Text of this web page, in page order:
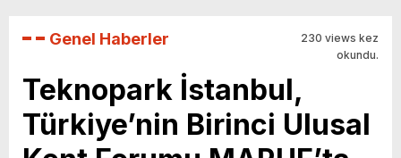
Genel Haberler
230 views kez
okundu.
Teknopark İstanbul,
Türkiye’nin Birinci Ulusal